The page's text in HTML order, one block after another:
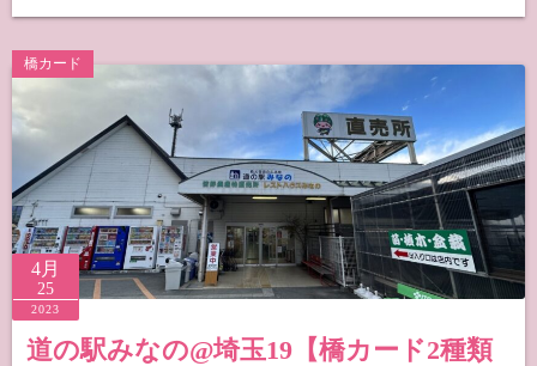
橋カード
4月
25
2023
道の駅みなの@埼玉19【橋カード2種類